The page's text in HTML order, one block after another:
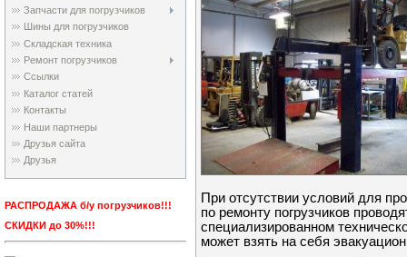
Запчасти для погрузчиков
Шины для погрузчиков
Складская техника
Ремонт погрузчиков
Ссылки
Каталог статей
Контакты
Наши партнеры
Друзья сайта
Друзья
РАСПРОДАЖА б/у погрузчиков!!!
СКИДКИ до 30%!!!
При отсутствии условий для
по ремонту погрузчиков
специализированном
может взять на себя